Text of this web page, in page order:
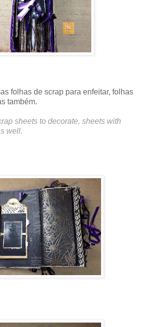
folhas de scrap para enfeitar, folhas
também.
sheets to decorate, sheets with
well.